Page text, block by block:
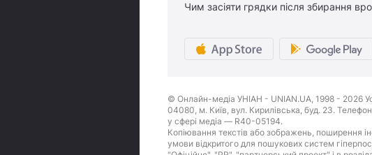
Чим засіяти грядки після збирання
© Онлайн-медіа УНІАН - UNIAN.UA, 1998 - 2026
04080, м. Київ, вул. Кирилівська, буд. 23.
у сфері медіа — R40-05194.
Копіювання текстів або зображень, поширення
умови відкритого для пошукових систем